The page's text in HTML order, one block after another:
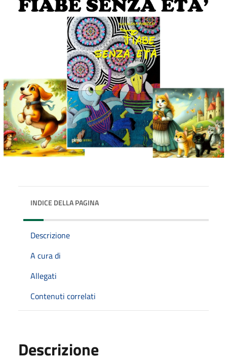
INDICE DELLA PAGINA
Descrizione
A cura di
Allegati
Contenuti correlati
Descrizione